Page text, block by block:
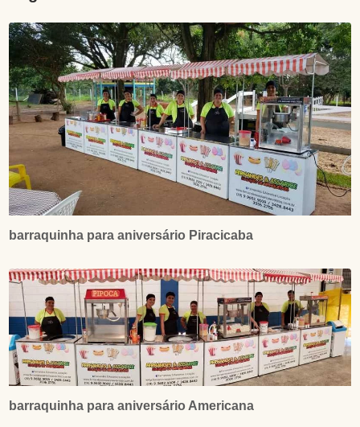
barraquinha para aniversário Piracicaba
barraquinha para aniversário Americana